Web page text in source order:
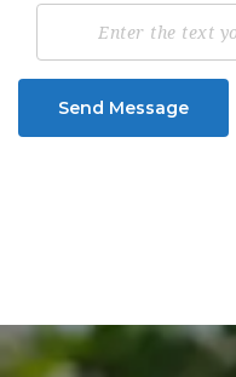
Send Message